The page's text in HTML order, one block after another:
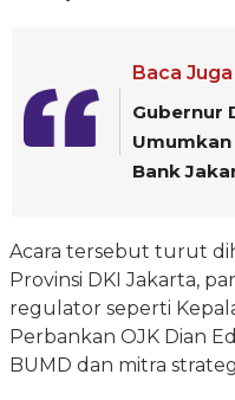
Baca Juga
Gubernur
Umumkan
Bank
Acara tersebut turut
Provinsi DKI Jakarta,
regulator seperti
Perbankan OJK Dian
BUMD dan mitra